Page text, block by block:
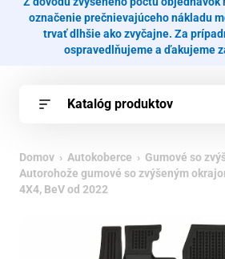
označenie prečnievajúceho nákladu
trvať dlhšie ako zvyčajne. Za
ospravedlňujeme a ďakujeme
Katalóg produktov
Domov › Autokoberce › Gumové so
Autorohože gumové so zvýšeným
4X4, BeV od 2022